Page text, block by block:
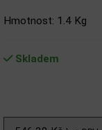
Hmotnost: 1.4 Kg
Skladem